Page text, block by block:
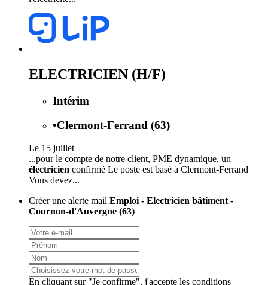
ELECTRICIEN (H/F)
Intérim
•Clermont-Ferrand (63)
Le 15 juillet
...pour le compte de notre client, PME dynamique, un
électricien confirmé Le poste est basé à Clermont-Ferrand
Vous devez...
Créer une alerte mail Emploi - Electricien bâtiment -
Cournon-d'Auvergne (63)
En cliquant sur "Je confirme", j'accepte les conditions